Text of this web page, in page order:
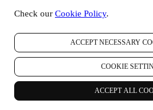
Check our Cookie Policy.
ACCEPT NECESSARY
COOKIE
ACCEPT ALL
emhttps://www.whatsapp.com/
revogar/excluir e apagar os
privacy@lecreuset.com. A
está abrangida pela política de
Creuset apagará tais informações
4. COMO A SUA INFORMAÇÃO É
Segurança- Damos grande importância